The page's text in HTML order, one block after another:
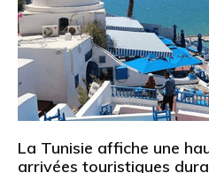
La Tunisie affiche une
arrivées touristiques